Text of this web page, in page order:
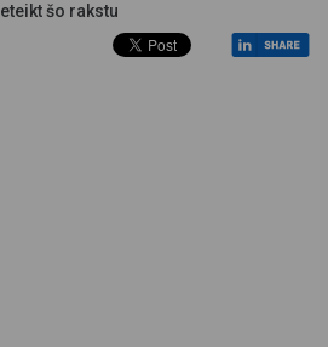
Ieteikt šo rakstu